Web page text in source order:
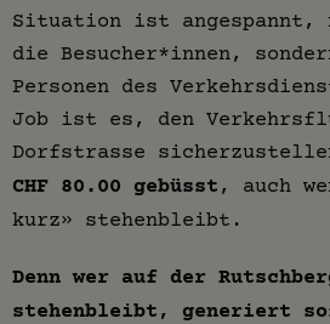
Situation ist
die Besucher*innen,
Personen des
Job ist es, den
Dorfstrasse
CHF 80.00 gebüsst , auch
kurz» stehenbleibt.
Denn wer auf der
stehenbleibt, generiert